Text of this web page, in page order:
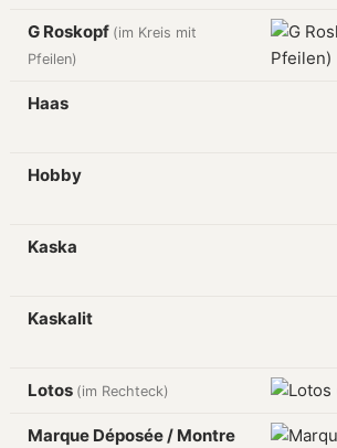
G Roskopf (im Kreis mit
Pfeilen)
Haas
Hobby
Kaska
Kaskalit
Lotos (im Rechteck)
Marque Déposée / Montre